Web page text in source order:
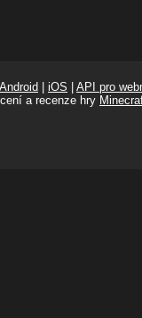
Android iOS
API pro
a recenze hry